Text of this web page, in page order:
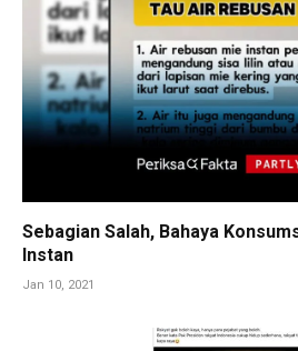
Sebagian Salah, Bahaya
Instan
Jan 10, 2021